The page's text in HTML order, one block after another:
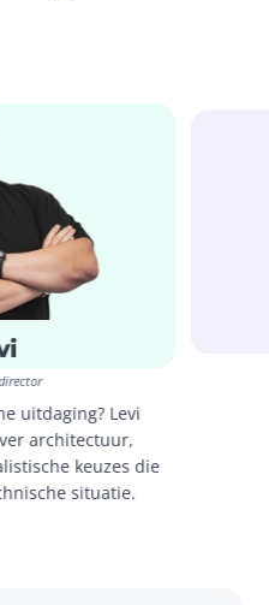
uitdaging? Levi
architectuur,
keuzes die
situatie.